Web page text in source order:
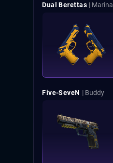
Dual Berettas | Marina
Five-SeveN | Buddy